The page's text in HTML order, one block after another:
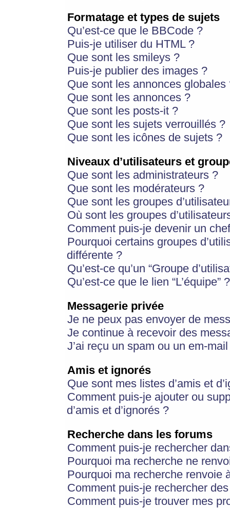
Formatage et types de sujets
Qu’est-ce que le BBCode ?
Puis-je utiliser du HTML ?
Que sont les smileys ?
Puis-je publier des images ?
Que sont les annonces globales
Que sont les annonces ?
Que sont les posts-it ?
Que sont les sujets verrouillés ?
Que sont les icônes de sujets ?
Niveaux d’utilisateurs et
Que sont les administrateurs ?
Que sont les modérateurs ?
Que sont les groupes
Où sont les groupes
Comment puis-je devenir un
Pourquoi certains groupes
différente ?
Qu’est-ce qu’un “Groupe
Qu’est-ce que le lien “L’équipe” ?
Messagerie privée
Je ne peux pas envoyer de
Je continue à recevoir des
J’ai reçu un spam ou un em-
Amis et ignorés
Que sont mes listes d’amis et
Comment puis-je ajouter ou
d’amis et d’ignorés ?
Recherche dans les forums
Comment puis-je rechercher
Pourquoi ma recherche ne
Pourquoi ma recherche renvoie
Comment puis-je rechercher
Comment puis-je trouver mes